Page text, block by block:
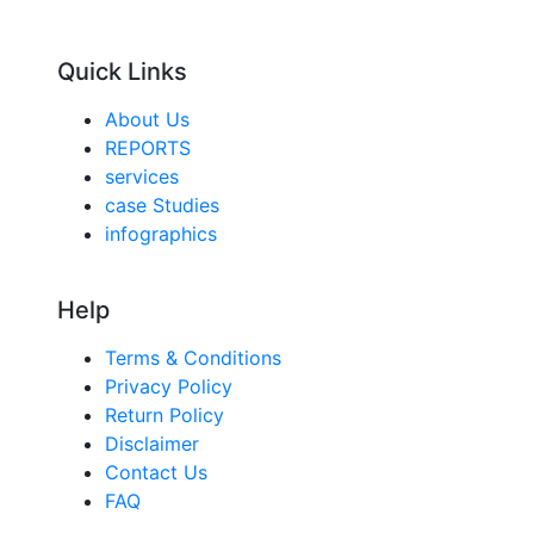
Quick Links
About Us
REPORTS
services
case Studies
infographics
Help
Terms & Conditions
Privacy Policy
Return Policy
Disclaimer
Contact Us
FAQ